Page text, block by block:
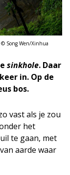
Song Wen/Xinhua
sinkhole. Daar
in. Op de
bos.
vast als je zou
het
te gaan, met
aarde waar